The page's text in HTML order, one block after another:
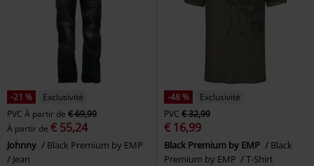
-21 %
Exclusivité
PVC À partir de € 69,99
À partir de € 55,24
Johnny
Black Premium by EMP
Jean
-48 %
Exclusivité
PVC € 32,99
€ 16,99
Black Premium by EMP
Black
Premium by EMP
T-Shirt